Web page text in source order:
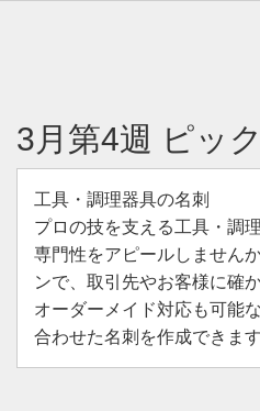
3月第4週 ピッ
工具・調理器具の名刺
プロの技を支える工具・調
専門性をアピールしません
ンで、取引先やお客様に確
オーダーメイド対応も可能
合わせた名刺を作成できます